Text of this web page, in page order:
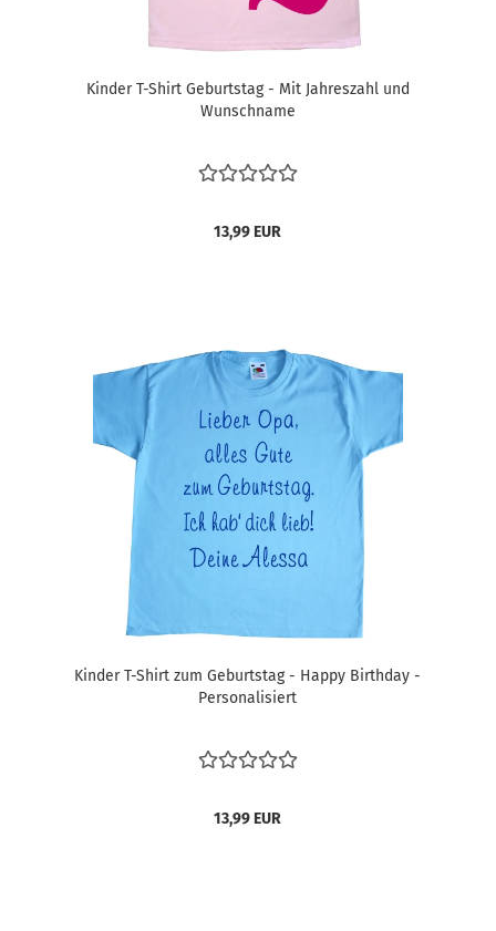
Kinder T-Shirt Geburtstag - Mit Jahreszahl und
Wunschname
13,99 EUR
Kinder T-Shirt zum Geburtstag - Happy Birthday -
Personalisiert
13,99 EUR